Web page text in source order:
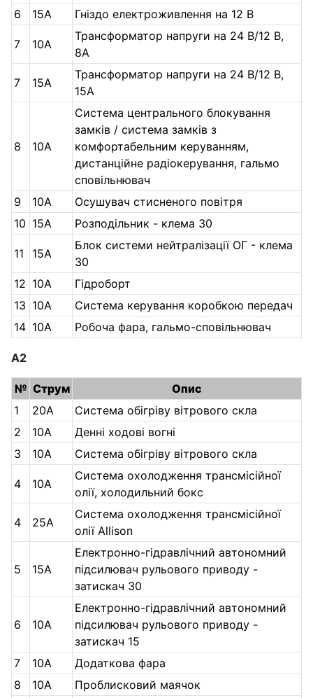
6
15А Гніздо електроживлення на 12 В
7 10А
Трансформатор напруги на 24 В/12 В,
8A
7 15А
Трансформатор напруги на 24 В/12 В,
15A
8 10А
Система центрального блокування
замків / система замків з
комфортабельним керуванням,
дистанційне радіокерування, гальмо
сповільнювач
9
10А
Осушувач стисненого повітря
10 15А Розподільник - клема 30
11 15А
Блок системи нейтралізації ОГ - клема
30
12 10А
Гідроборт
13 10А
Система керування коробкою передач
14 10А Робоча фара, гальмо-сповільнювач
А2
№ Струм
Опис
1
20А
Система обігріву вітрового скла
2
10А
Денні ходові вогні
3
10А Система обігріву вітрового скла
4 10А
Система охолодження трансмісійної
олії, холодильний бокс
4 25А
Система охолодження трансмісійної
олії Allison
5 15А
Електронно-гідравлічний автономний
підсилювач рульового приводу -
затискач 30
6 10А
Електронно-гідравлічний автономний
підсилювач рульового приводу -
затискач 15
7
10А
Додаткова фара
8
10А Проблисковий маячок